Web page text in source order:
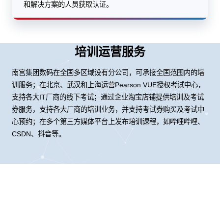
和解决方案的人员获取认证。
培训运营服务
南宫集团数码在全国多区域设有分公司，可承接全国范围内的培
训服务；在北京、武汉和上海运营Pearson VUE授权考试中心，
支持各大IT厂商的线下考试；通过企业淘宝店铺提供培训及考试
券服务，支持各大厂商的培训业务，并支持考试券购买及考试中
心预约；在多个第三方媒体平台上发布培训课程，如哔哩哔哩、
CSDN、抖音等。